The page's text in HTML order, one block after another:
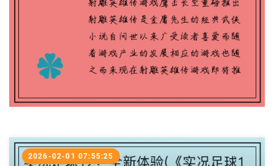
2026-02-01 07:55:25